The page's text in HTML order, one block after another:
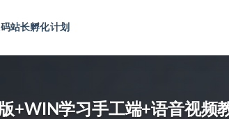
站长孵化计划
+WIN学习手工端+语音视频